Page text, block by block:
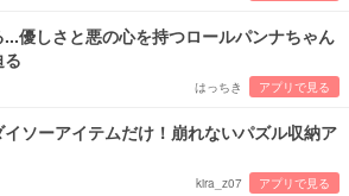
優しさと悪の心を持つロールパンナちゃん
はっちき アプリで見る
ソーアイテムだけ！崩れないパズル収納ア
kira_z07 アプリで見る